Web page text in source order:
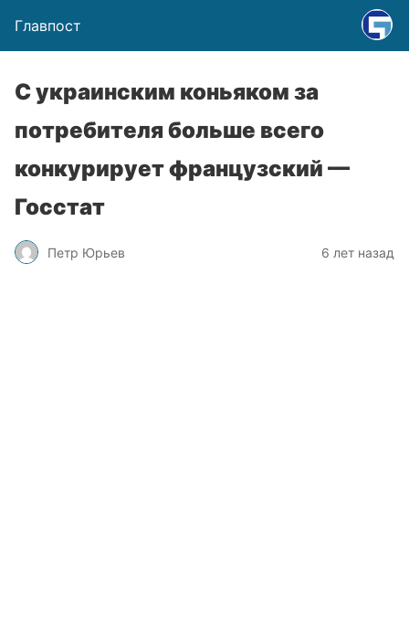
Главпост
С украинским коньяком за
потребителя больше всего
конкурирует французский —
Госстат
Петр Юрьев 6 лет назад